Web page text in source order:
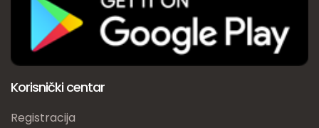
Korisnički centar
Registracija